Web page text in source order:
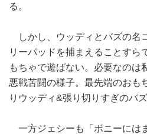
る。
しかし、ウッディとバズの名
リーパッドを捕まえることすら
もちゃで遊ばない。必要なのは
悪戦苦闘の様子。最先端のおも
りウッディ&張り切りすぎのバ
一方ジェシーも「ボニーには